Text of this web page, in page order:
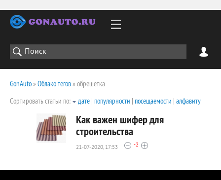
GonAuto» Облако тегов» обрешетка
Сортировать статьи по:
дате | популярности | посещаемости | алфавиту
Как важен шифер для
строительства
21-07-2020, 17:53 -2